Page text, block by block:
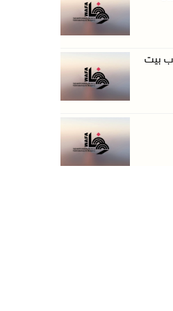
ويصيبون مواطني ...
في خربة الحم ...
أبو الحمص يدع ...
البحري ا ...
بيت